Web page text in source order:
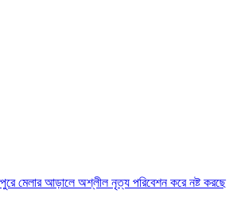
মেলার আড়ালে অশ্লীল নৃত্য পরিবেশন করে নষ্ট করছে